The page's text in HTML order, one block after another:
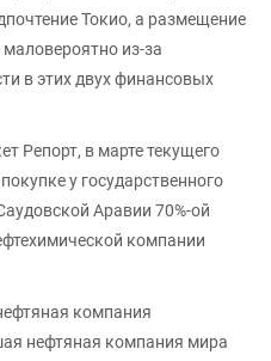
Токио, а размещение
из-за
в этих двух финансовых
Репорт, в марте текущего
у государственного
Аравии 70%-ой
компании
компания
нефтяная компания мира